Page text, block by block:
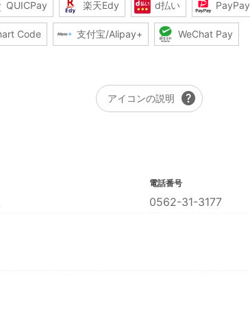
QUICPay 楽天Edy d払い PayPay
Code 支付宝/Alipay+ WeChat Pay
アイコンの説明 help
電話番号
0562-31-3177